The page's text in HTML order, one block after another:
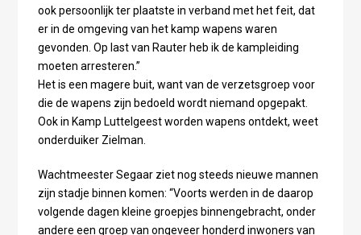
ook persoonlijk ter plaatste in verband met het feit, dat
er in de omgeving van het kamp wapens waren
gevonden. Op last van Rauter heb ik de kampleiding
moeten arresteren.”
Het is een magere buit, want van de verzetsgroep voor
die de wapens zijn bedoeld wordt niemand opgepakt.
Ook in Kamp Luttelgeest worden wapens ontdekt, weet
onderduiker Zielman.
Wachtmeester Segaar ziet nog steeds nieuwe mannen
zijn stadje binnen komen: “Voorts werden in de daarop
volgende dagen kleine groepjes binnengebracht, onder
andere een groep van ongeveer honderd inwoners van